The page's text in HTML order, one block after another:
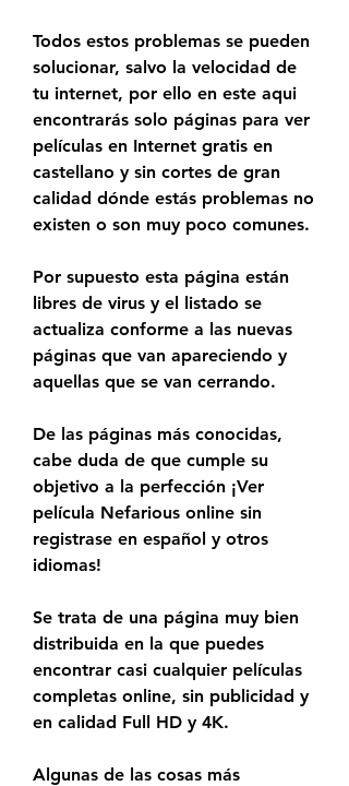
Todos estos problemas se pueden
solucionar, salvo la velocidad de
tu internet, por ello en este aqui
encontrarás solo páginas para ver
películas en Internet gratis en
castellano y sin cortes de gran
calidad dónde estás problemas no
existen o son muy poco comunes.
Por supuesto esta página están
libres de virus y el listado se
actualiza conforme a las nuevas
páginas que van apareciendo y
aquellas que se van cerrando.
De las páginas más conocidas,
cabe duda de que cumple su
objetivo a la perfección ¡Ver
película Nefarious online sin
registrase en español y otros
idiomas!
Se trata de una página muy bien
distribuida en la que puedes
encontrar casi cualquier películas
completas online, sin publicidad y
en calidad Full HD y 4K.
Algunas de las cosas más